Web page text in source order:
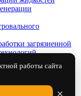
загрязненной
опросный лист
работы сайта